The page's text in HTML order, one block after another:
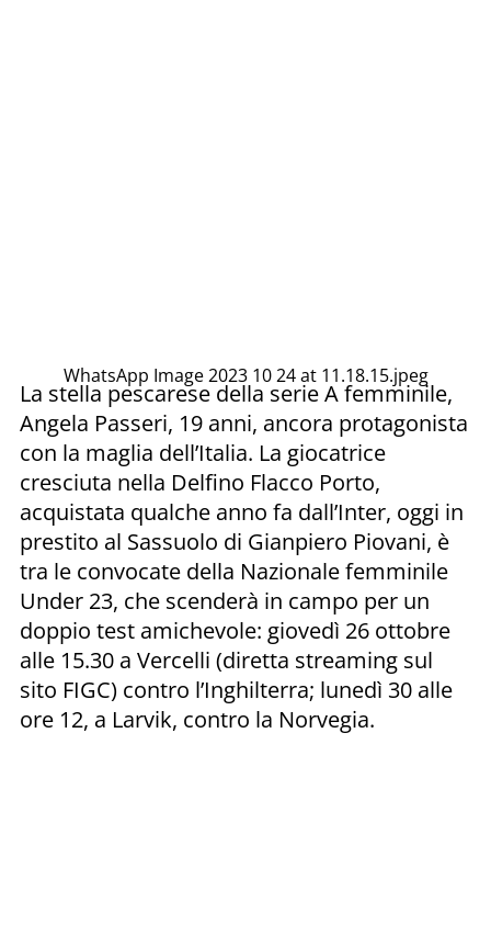
WhatsApp Image 2023 10 24 at 11.18.15.jpeg
La stella pescarese della serie A femminile,
Angela Passeri, 19 anni, ancora protagonista
con la maglia dell’Italia. La giocatrice
cresciuta nella Delfino Flacco Porto,
acquistata qualche anno fa dall’Inter, oggi in
prestito al Sassuolo di Gianpiero Piovani, è
tra le convocate della Nazionale femminile
Under 23, che scenderà in campo per un
doppio test amichevole: giovedì 26 ottobre
alle 15.30 a Vercelli (diretta streaming sul
sito FIGC) contro l’Inghilterra; lunedì 30 alle
ore 12, a Larvik, contro la Norvegia.